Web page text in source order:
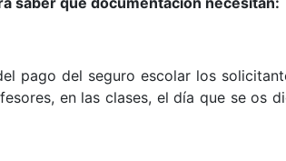
pago del seguro escolar los
en las clases, el día que se os